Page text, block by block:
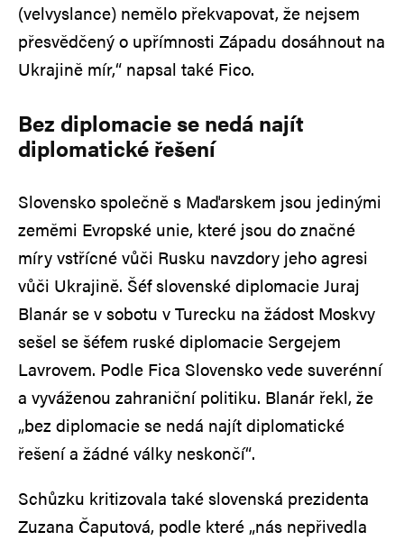
(velvyslance) nemělo překvapovat, že nejsem
přesvědčený o upřímnosti Západu dosáhnout na
Ukrajině mír,“ napsal také Fico.
Bez diplomacie se nedá najít
diplomatické řešení
Slovensko společně s Maďarskem jsou jedinými
zeměmi Evropské unie, které jsou do značné
míry vstřícné vůči Rusku navzdory jeho agresi
vůči Ukrajině. Šéf slovenské diplomacie Juraj
Blanár se v sobotu v Turecku na žádost Moskvy
sešel se šéfem ruské diplomacie Sergejem
Lavrovem. Podle Fica Slovensko vede suverénní
a vyváženou zahraniční politiku. Blanár řekl, že
„bez diplomacie se nedá najít diplomatické
řešení a žádné války neskončí“.
Schůzku kritizovala také slovenská prezidenta
Zuzana Čaputová, podle které „nás nepřivedla